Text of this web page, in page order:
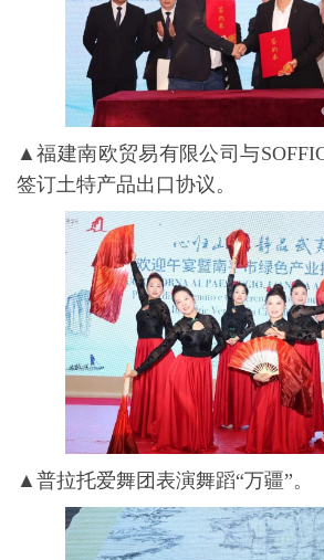
▲福建南欧贸易有限公司与
签订土特产品出口协议。
▲普拉托爱舞团表演舞蹈“万疆”。